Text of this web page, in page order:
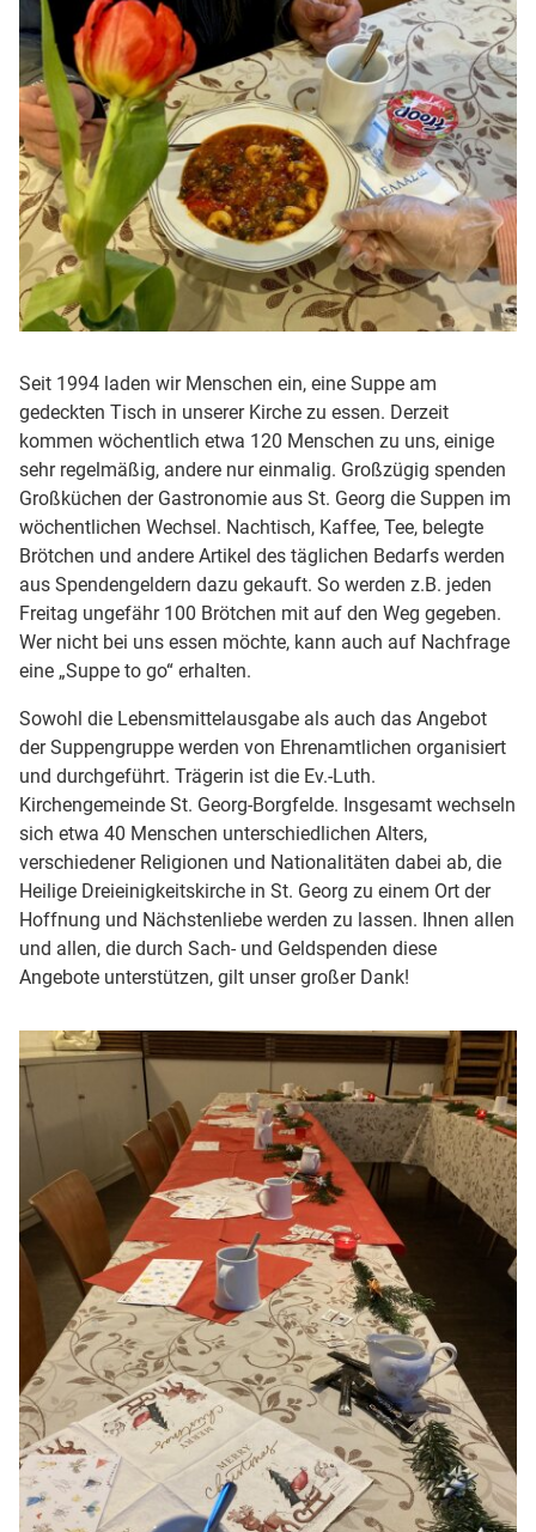
Seit 1994 laden wir Menschen ein, eine Suppe am
gedeckten Tisch in unserer Kirche zu essen. Derzeit
kommen wöchentlich etwa 120 Menschen zu uns, einige
sehr regelmäßig, andere nur einmalig. Großzügig spenden
Großküchen der Gastronomie aus St. Georg die Suppen im
wöchentlichen Wechsel. Nachtisch, Kaffee, Tee, belegte
Brötchen und andere Artikel des täglichen Bedarfs werden
aus Spendengeldern dazu gekauft. So werden z.B. jeden
Freitag ungefähr 100 Brötchen mit auf den Weg gegeben.
Wer nicht bei uns essen möchte, kann auch auf Nachfrage
eine „Suppe to go“ erhalten.
Sowohl die Lebensmittelausgabe als auch das Angebot
der Suppengruppe werden von Ehrenamtlichen organisiert
und durchgeführt. Trägerin ist die Ev.-Luth.
Kirchengemeinde St. Georg-Borgfelde. Insgesamt wechseln
sich etwa 40 Menschen unterschiedlichen Alters,
verschiedener Religionen und Nationalitäten dabei ab, die
Heilige Dreieinigkeitskirche in St. Georg zu einem Ort der
Hoffnung und Nächstenliebe werden zu lassen. Ihnen allen
und allen, die durch Sach- und Geldspenden diese
Angebote unterstützen, gilt unser großer Dank!